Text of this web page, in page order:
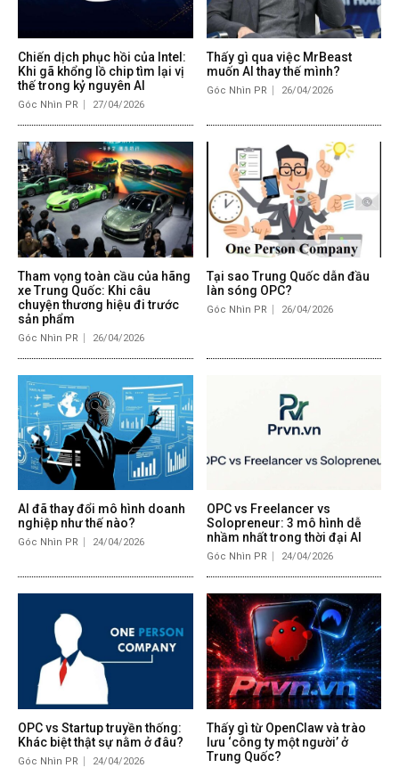
Chiến dịch phục hồi của Intel:
Khi gã khổng lồ chip tìm lại vị
thế trong kỷ nguyên AI
Góc Nhìn PR 27/04/2026
Thấy gì qua việc MrBeast
muốn AI thay thế mình?
Góc Nhìn PR 26/04/2026
Tham vọng toàn cầu của hãng
xe Trung Quốc: Khi câu
chuyện thương hiệu đi trước
sản phẩm
Góc Nhìn PR 26/04/2026
Tại sao Trung Quốc dẫn đầu
làn sóng OPC?
Góc Nhìn PR 26/04/2026
AI đã thay đổi mô hình doanh
nghiệp như thế nào?
Góc Nhìn PR 24/04/2026
OPC vs Freelancer vs
Solopreneur: 3 mô hình dễ
nhầm nhất trong thời đại AI
Góc Nhìn PR 24/04/2026
OPC vs Startup truyền thống:
Khác biệt thật sự nằm ở đâu?
Góc Nhìn PR 24/04/2026
Thấy gì từ OpenClaw và trào
lưu ‘công ty một người’ ở
Trung Quốc?